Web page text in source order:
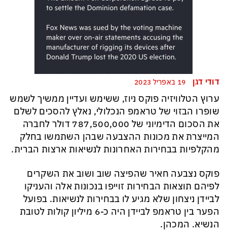
דודי דגן
ערוץ הטלוויזיה פוקס ניוז, ששימש ועדיין ממשיך לשמש
שופרו הבזוי של טראמפ הנכלולי, נאלץ להסכים לשלם
את הסכום הדימיוני של 787,500,000 דולר לחברה
המייצרת את מכונות ההצבעה שבהן השתמשו בחלק
מהקלפיות בבחירות האחרונות לנשיאות ארצות הברית.
פוקס נצבעה חאיר שהפיצה שוב ושוב את השקרים
לפיהם תוצאות הבחירות זוייפו בנכונות אלה והעניקו
לביידן ניצחון שלא מגיע לו בבחירות לנשיאות. בפועל
הפער בין טראמפ לביידן היה כ-6 מיליון קולות לטובת
הנשיא. המכהן.